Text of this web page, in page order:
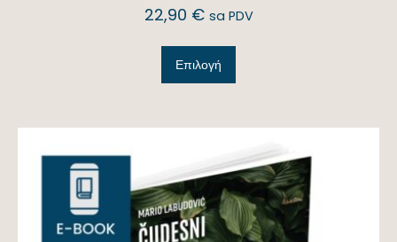
22,90 € sa PDV
Επιλογή